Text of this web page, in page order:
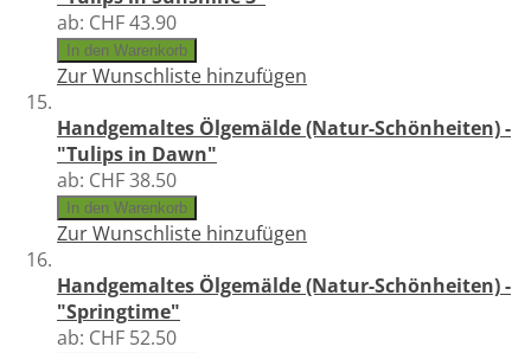
ab: CHF 43.90
In den Warenkorb
Zur Wunschliste hinzufügen
Handgemaltes Ölgemälde (Natur-Schönheiten) -
"Tulips in Dawn"
ab: CHF 38.50
In den Warenkorb
Zur Wunschliste hinzufügen
Handgemaltes Ölgemälde (Natur-Schönheiten) -
"Springtime"
ab: CHF 52.50